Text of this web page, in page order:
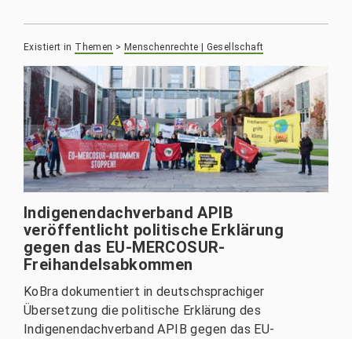
Existiert in Themen > Menschenrechte | Gesellschaft
Indigenendachverband APIB
veröffentlicht politische Erklärung
gegen das EU-MERCOSUR-
Freihandelsabkommen
KoBra dokumentiert in deutschsprachiger
Übersetzung die politische Erklärung des
Indigenendachverband APIB gegen das EU-